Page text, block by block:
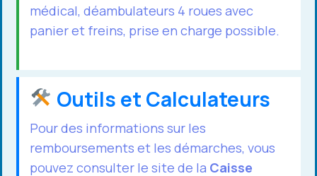
médical, déambulateurs 4 roues avec
panier et freins, prise en charge possible.
Outils et Calculateurs
Pour des informations sur les
remboursements et les démarches, vous
pouvez consulter le site de la Caisse